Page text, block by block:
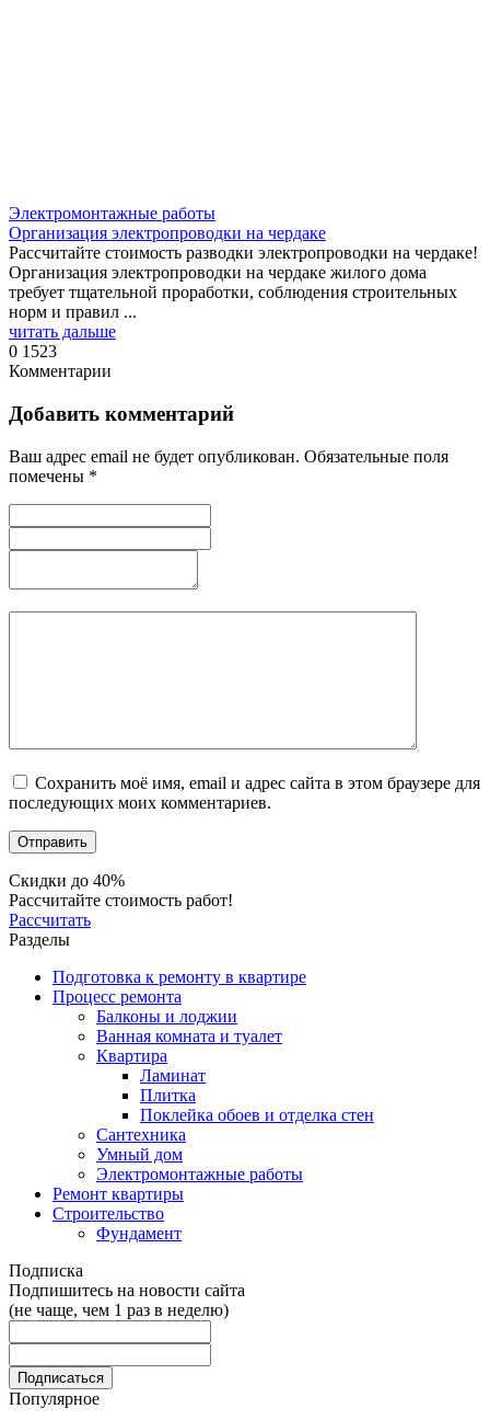
Электромонтажные работы
Организация электропроводки на чердаке
Рассчитайте стоимость разводки электропроводки на чердаке!
Организация электропроводки на чердаке жилого дома
требует тщательной проработки, соблюдения строительных
норм и правил ...
читать дальше
0 1523
Комментарии
Добавить комментарий
Ваш адрес email не будет опубликован. Обязательные поля
помечены *
Сохранить моё имя, email и адрес сайта в этом браузере для
последующих моих комментариев.
Скидки до 40%
Рассчитайте стоимость работ!
Рассчитать
Разделы
Подготовка к ремонту в квартире
Процесс ремонта
Балконы и лоджии
Ванная комната и туалет
Квартира
Ламинат
Плитка
Поклейка обоев и отделка стен
Сантехника
Умный дом
Электромонтажные работы
Ремонт квартиры
Строительство
Фундамент
Подписка
Подпишитесь на новости сайта
(не чаще, чем 1 раз в неделю)
Популярное